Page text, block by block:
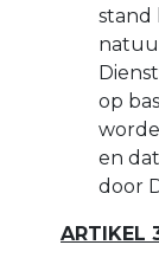
stand
op
en
door
ARTIKEL